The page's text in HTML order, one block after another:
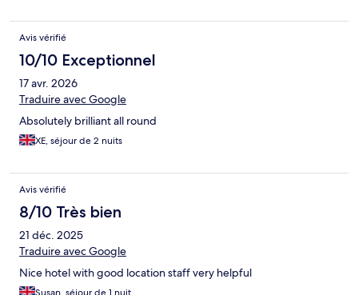
Avis vérifié
10/10 Exceptionnel
17 avr. 2026
Traduire avec Google
Absolutely brilliant all round
XE, séjour de 2 nuits
Avis vérifié
8/10 Très bien
21 déc. 2025
Traduire avec Google
Nice hotel with good location staff very helpful